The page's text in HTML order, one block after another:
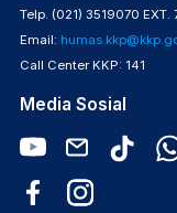
Telp. (021) 3519070
Email:
Call Center KKP: 141
Media Sosial